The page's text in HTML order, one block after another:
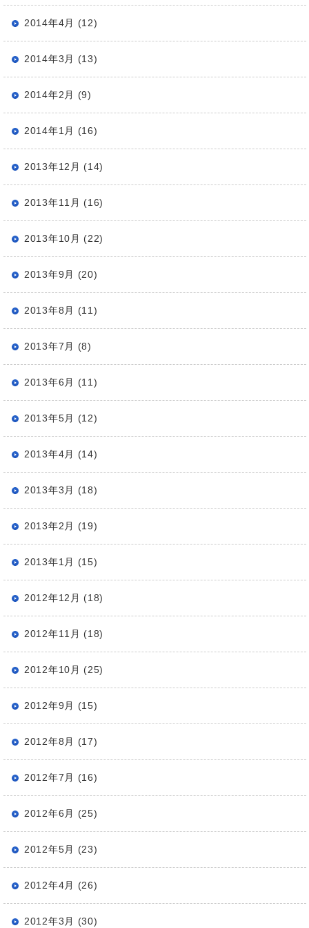
2014年4月 (12)
2014年3月 (13)
2014年2月 (9)
2014年1月 (16)
2013年12月 (14)
2013年11月 (16)
2013年10月 (22)
2013年9月 (20)
2013年8月 (11)
2013年7月 (8)
2013年6月 (11)
2013年5月 (12)
2013年4月 (14)
2013年3月 (18)
2013年2月 (19)
2013年1月 (15)
2012年12月 (18)
2012年11月 (18)
2012年10月 (25)
2012年9月 (15)
2012年8月 (17)
2012年7月 (16)
2012年6月 (25)
2012年5月 (23)
2012年4月 (26)
2012年3月 (30)